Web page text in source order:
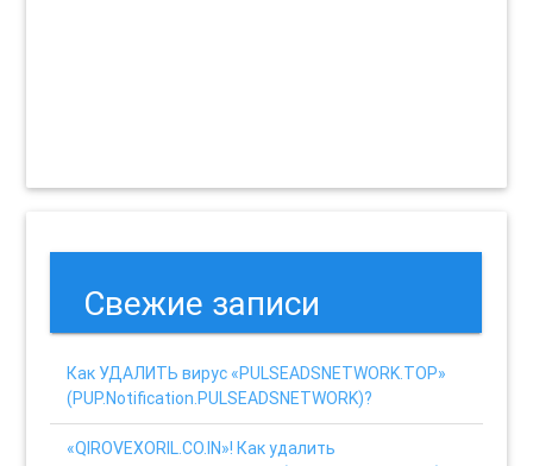
Свежие записи
Как УДАЛИТЬ вирус «PULSEADSNETWORK.TOP»
(PUP.Notification.PULSEADSNETWORK)?
«QIROVEXORIL.CO.IN»! Как удалить